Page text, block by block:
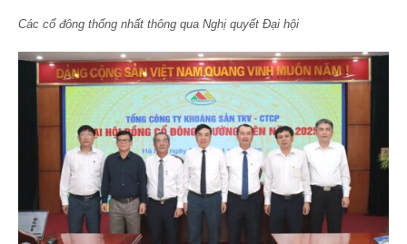
Các cổ đông thống nhất thông qua Nghị quyết Đại hội